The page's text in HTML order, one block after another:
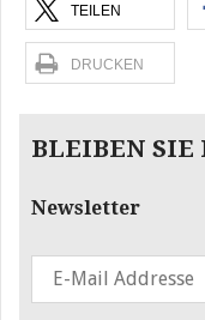
TEILEN
DRUCKEN
BLEIBEN SIE
Newsletter